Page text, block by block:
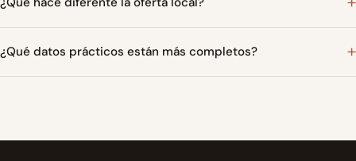
¿Qué datos prácticos están más completos?